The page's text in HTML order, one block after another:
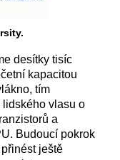
desítky tisíc
kapacitou
tím
vlasu o
a
Budoucí pokrok
ještě